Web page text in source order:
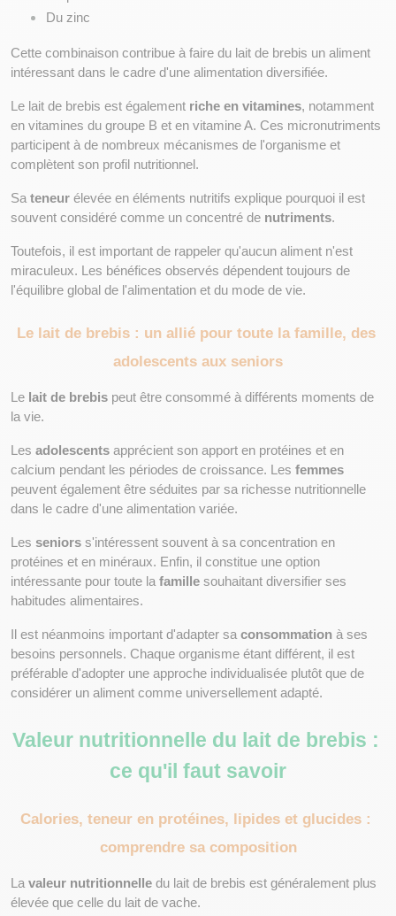
Du zinc
Cette combinaison contribue à faire du lait de brebis un aliment
intéressant dans le cadre d'une alimentation diversifiée.
Le lait de brebis est également riche en vitamines, notamment
en vitamines du groupe B et en vitamine A. Ces micronutriments
participent à de nombreux mécanismes de l'organisme et
complètent son profil nutritionnel.
Sa teneur élevée en éléments nutritifs explique pourquoi il est
souvent considéré comme un concentré de nutriments.
Toutefois, il est important de rappeler qu'aucun aliment n'est
miraculeux. Les bénéfices observés dépendent toujours de
l'équilibre global de l'alimentation et du mode de vie.
Le lait de brebis : un allié pour toute la famille, des
adolescents aux seniors
Le lait de brebis peut être consommé à différents moments de
la vie.
Les adolescents apprécient son apport en protéines et en
calcium pendant les périodes de croissance. Les femmes
peuvent également être séduites par sa richesse nutritionnelle
dans le cadre d'une alimentation variée.
Les seniors s'intéressent souvent à sa concentration en
protéines et en minéraux. Enfin, il constitue une option
intéressante pour toute la famille souhaitant diversifier ses
habitudes alimentaires.
Il est néanmoins important d'adapter sa consommation à ses
besoins personnels. Chaque organisme étant différent, il est
préférable d'adopter une approche individualisée plutôt que de
considérer un aliment comme universellement adapté.
Valeur nutritionnelle du lait de brebis :
ce qu'il faut savoir
Calories, teneur en protéines, lipides et glucides :
comprendre sa composition
La valeur nutritionnelle du lait de brebis est généralement plus
élevée que celle du lait de vache.